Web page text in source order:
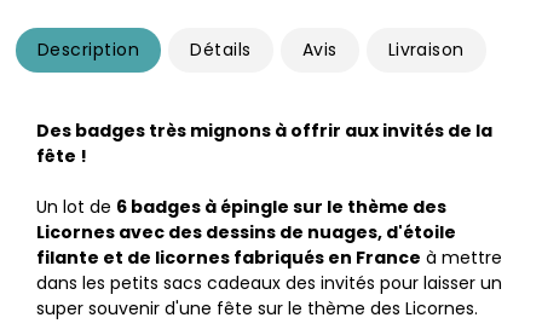
Description Détails Avis Livraison
Des badges très mignons à offrir aux invités de la
fête !
Un lot de 6 badges à épingle sur le thème des
Licornes avec des dessins de nuages, d'étoile
filante et de licornes fabriqués en France à mettre
dans les petits sacs cadeaux des invités pour laisser un
super souvenir d'une fête sur le thème des Licornes.